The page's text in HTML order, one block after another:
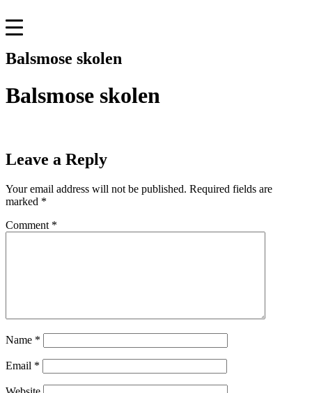
to
content
Balsmose skolen
Balsmose skolen
Leave a Reply
Your email address will not be published. Required fields are
marked *
Comment *
Name *
Email *